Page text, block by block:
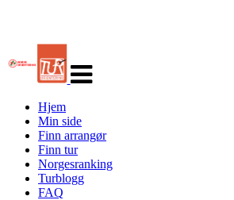
navigasjon
Hjem
Min side
Finn arrangør
Finn tur
Norgesranking
Turblogg
FAQ